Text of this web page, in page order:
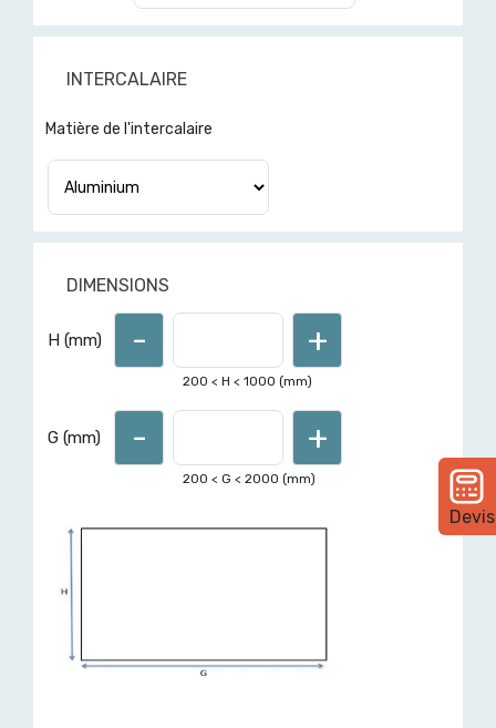
Devis
Pour d'autres formes ou
demandez un devis ici
INTERCALAIRE
Matière de l'intercalaire
DIMENSIONS
H (mm) - +
200 < H <1000 (mm)
G (mm) - +
200 < G <2000 (mm)